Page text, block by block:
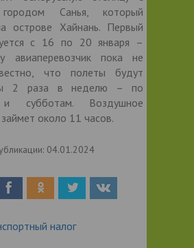
Санья, который
острове Хайнань. Первый
с 16 по 20 января –
авиаперевозчик пока не
что полеты будут
2 раза в неделю – по
и субботам. Воздушное
около 11 часов.
04.01.2024
налог